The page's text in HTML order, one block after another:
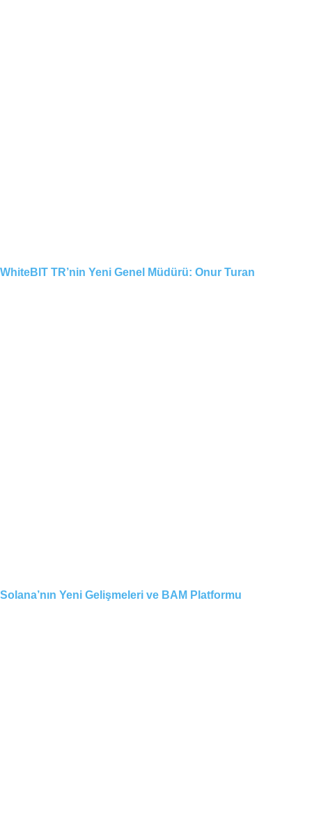
WhiteBIT TR’nin Yeni Genel Müdürü: Onur Turan
Solana’nın Yeni Gelişmeleri ve BAM Platformu